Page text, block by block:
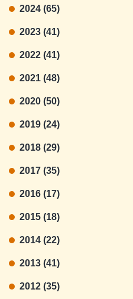
2024 (65)
2023 (41)
2022 (41)
2021 (48)
2020 (50)
2019 (24)
2018 (29)
2017 (35)
2016 (17)
2015 (18)
2014 (22)
2013 (41)
2012 (35)